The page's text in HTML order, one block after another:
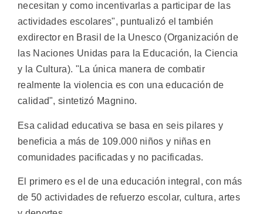
necesitan y como incentivarlas a participar de las
actividades escolares", puntualizó el también
exdirector en Brasil de la Unesco (Organización de
las Naciones Unidas para la Educación, la Ciencia
y la Cultura). "La única manera de combatir
realmente la violencia es con una educación de
calidad", sintetizó Magnino.
Esa calidad educativa se basa en seis pilares y
beneficia a más de 109.000 niños y niñas en
comunidades pacificadas y no pacificadas.
El primero es el de una educación integral, con más
de 50 actividades de refuerzo escolar, cultura, artes